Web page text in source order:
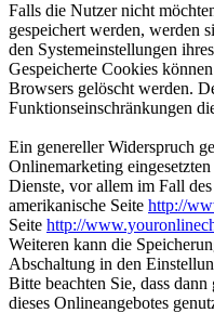
Falls die Nutzer nicht
gespeichert werden, werden
den Systemeinstellungen
Gespeicherte Cookies
Browsers gelöscht werden.
Funktionseinschränkungen
Ein genereller Widerspruch
Onlinemarketing
Dienste, vor allem im Fall
amerikanische Seite http://
Seite http://
Weiteren kann die
Abschaltung in den
Bitte beachten Sie, dass
dieses Onlineangebotes